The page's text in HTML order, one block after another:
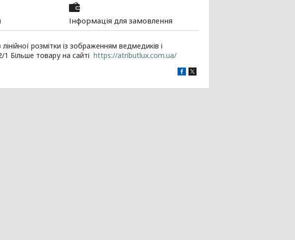
Інформація для замовлення
розмітки із зображенням ведмедиків і
1 Більше товару на сайті https://atributlux.com.ua/